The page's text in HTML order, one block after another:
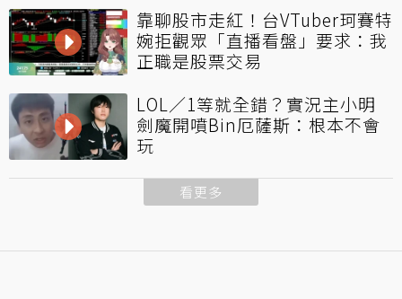
靠聊股市走紅！台VTuber珂賽特
婉拒觀眾「直播看盤」要求：我
正職是股票交易
LOL／1等就全錯？實況主小明
劍魔開噴Bin厄薩斯：根本不會
玩
看更多